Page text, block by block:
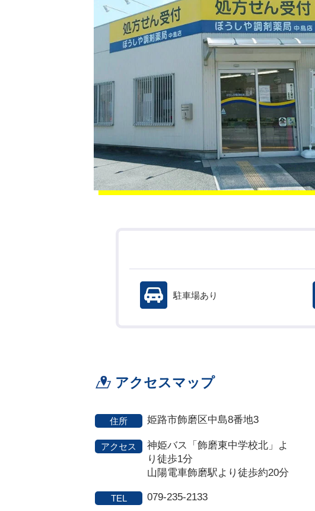
駐車場あり
アクセスマップ
住所 姫路市飾磨区中島8番地3
アクセス
神姫バス「飾磨東中学校北」よ
り徒歩1分
山陽電車飾磨駅より徒歩約20分
TEL 079-235-2133